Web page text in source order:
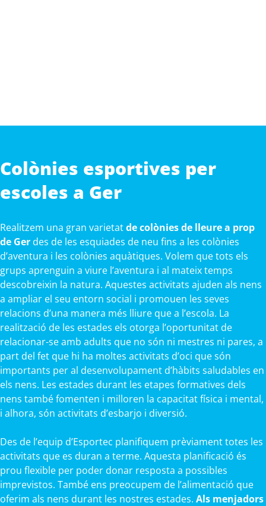
Colònies esportives per
escoles a Ger
Realitzem una gran varietatde colònies de lleure a prop
de Gerdes de les esquiades de neu fins a les colònies
d’aventura i les colònies aquàtiques. Volem que tots els
grups aprenguin a viure l’aventura i al mateix temps
descobreixin la natura. Aquestes activitats ajuden als nens
a ampliar el seu entorn social i promouen les seves
relacions d’una manera més lliure que a l’escola. La
realització de les estades els otorga l’oportunitat de
relacionar-se amb adults que no són ni mestres ni pares, a
part del fet que hi ha moltes activitats d’oci que són
importants per al desenvolupament d’hàbits saludables en
els nens. Les estades durant les etapes formatives dels
nens també fomenten i milloren la capacitat física i mental,
i alhora, són activitats d’esbarjo i diversió.
Des de l’equip d’Esportec planifiquem prèviament totes les
activitats que es duran a terme. Aquesta planificació és
prou flexible per poder donar resposta a possibles
imprevistos. També ens preocupem de l’alimentació que
oferim als nens durant les nostres estades. Als menjadors